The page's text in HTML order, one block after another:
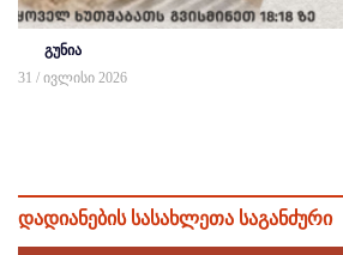
გუნია
31 / ივლისი 2026
დადიანების სასახლეთა საგანძური